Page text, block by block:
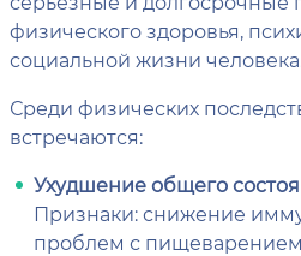
физического здоровья,
социальной жизни
Среди физических
встречаются:
Ухудшение общего
Признаки: снижение
проблем с